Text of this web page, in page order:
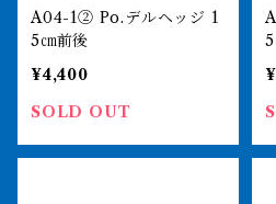
A04-1② Po.デルヘッジ 1
5㎝前後
¥4,400
SOLD OUT